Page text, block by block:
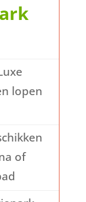
lopen
of